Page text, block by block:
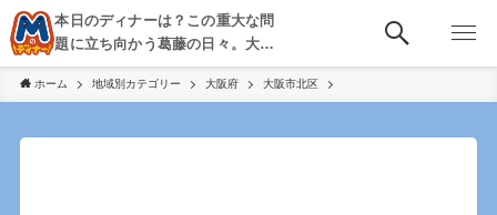
本日のディナーは？この重大な問
題に立ち向かう葛藤の日々。大
阪・京都・神戸を中心とした食べ
歩き、飲み歩きを綴る。
ホーム 地域別カテゴリー 大阪府 大阪市北区